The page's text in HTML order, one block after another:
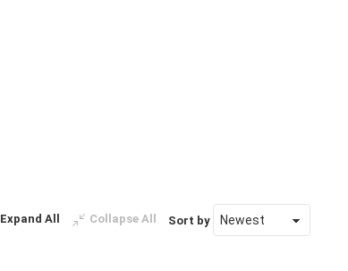
Expand All Collapse All Sort by